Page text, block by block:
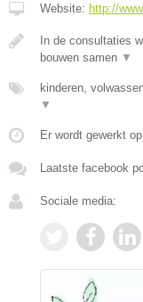
Website: http://
In de consultaties
bouwen samen ▼
kinderen,
▼
Er wordt gewerkt
Laatste facebook
Sociale media: